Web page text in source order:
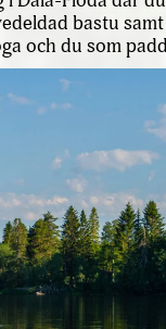
bastu
och du som